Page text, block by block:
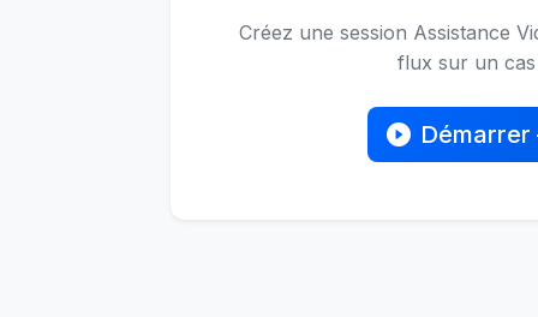
Créez une session Assistance
flux sur un